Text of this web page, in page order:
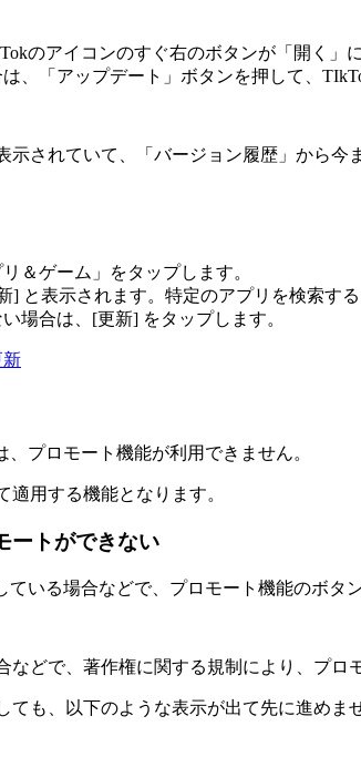
のアイコンのすぐ右のボタンが「開く
、「アップデート」ボタンを押して、
されていて、「バージョン履歴」から今
＆ゲーム」をタップします。
] と表示されます。特定のアプリを検索する
場合は、[更新] をタップします。
新
プロモート機能が利用できません。
用する機能となります。
ートができない
いる場合などで、プロモート機能のボタ
どで、著作権に関する規制により、プロ
も、以下のような表示が出て先に進めま